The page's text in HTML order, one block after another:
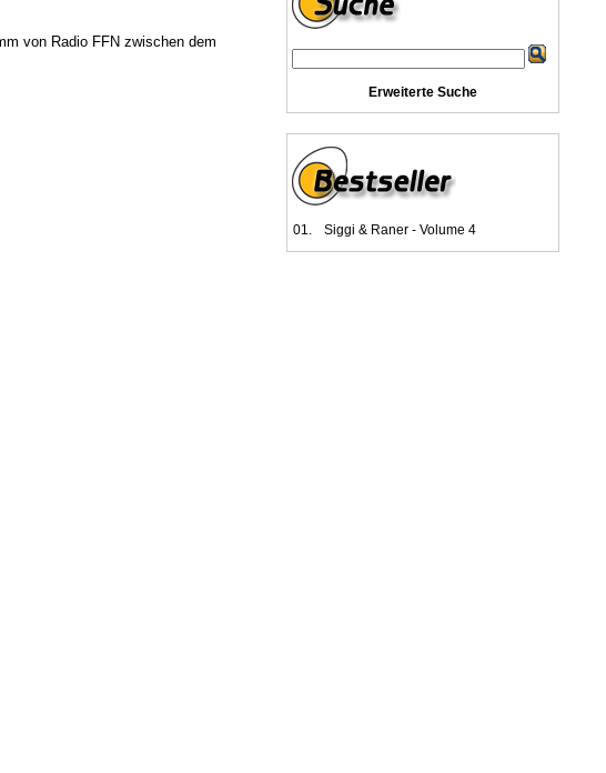
von Radio FFN zwischen dem
Erweiterte Suche
01. Siggi & Raner - Volume 4